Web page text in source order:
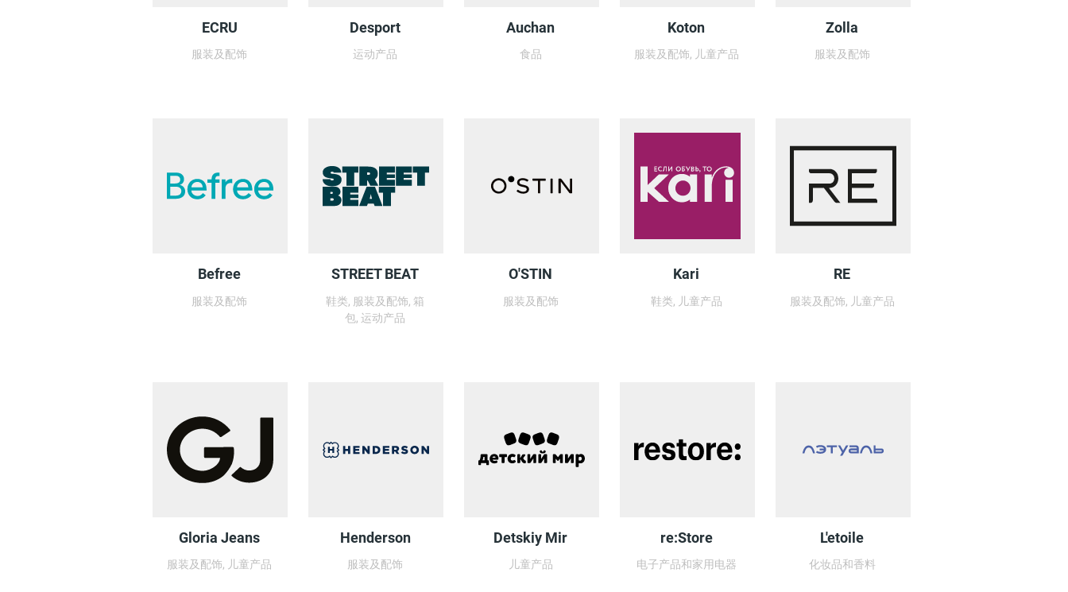
ECRU
服装及配饰
Desport
运动产品
Auchan
食品
Koton
服装及配饰, 儿童产品
Zolla
服装及配饰
Befree
服装及配饰
STREET BEAT
鞋类, 服装及配饰, 箱
包, 运动产品
O'STIN
服装及配饰
Kari
鞋类, 儿童产品
RE
服装及配饰, 儿童产品
Gloria Jeans
服装及配饰, 儿童产品
Henderson
服装及配饰
Detskiy Mir
儿童产品
re:Store
电子产品和家用电器
L'etoile
化妆品和香料